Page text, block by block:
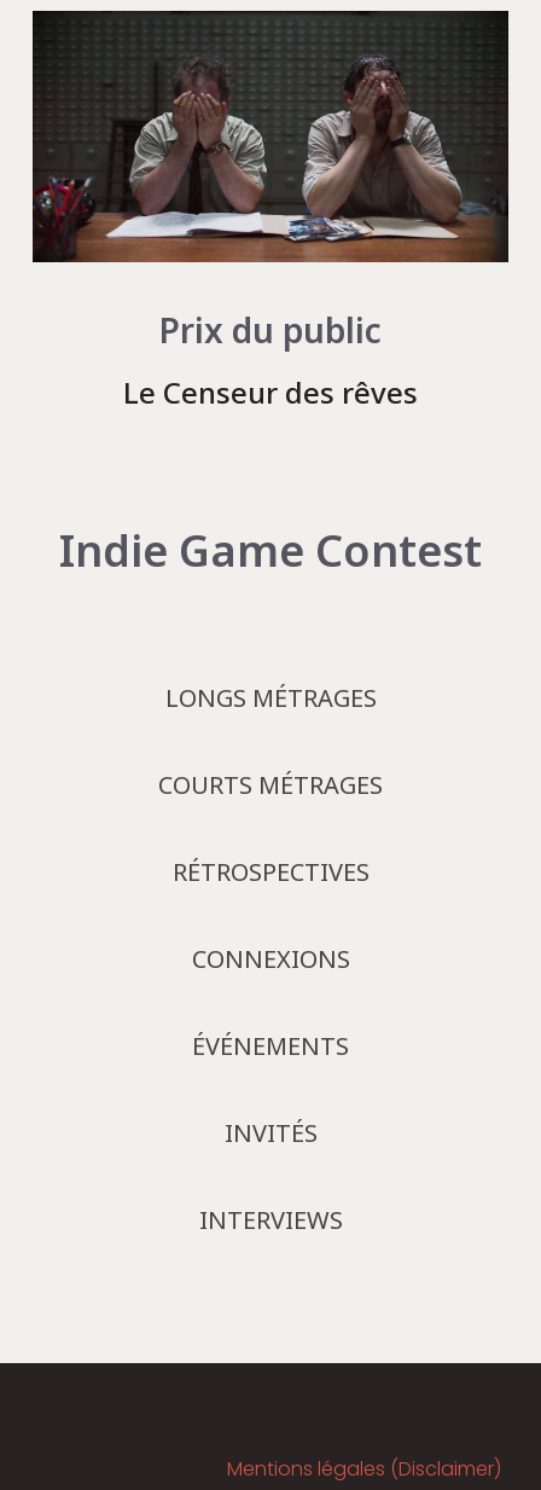
Prix du public
Le Censeur des rêves
Indie Game Contest
LONGS MÉTRAGES
COURTS MÉTRAGES
RÉTROSPECTIVES
CONNEXIONS
ÉVÉNEMENTS
INVITÉS
INTERVIEWS
Mentions légales (Disclaimer)